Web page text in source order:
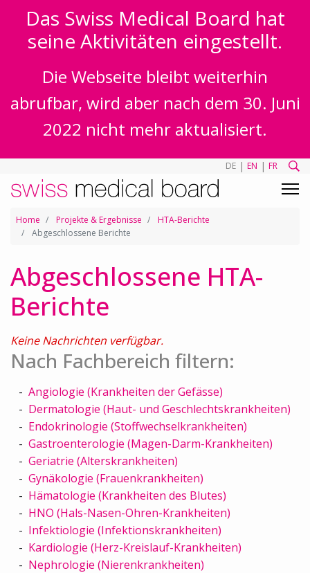
Das Swiss Medical Board hat
seine Aktivitäten eingestellt.
Die Webseite bleibt weiterhin
abrufbar, wird aber nach dem 30. Juni
2022 nicht mehr aktualisiert.
DE | EN | FR
Home Projekte & Ergebnisse
HTA-Berichte
Abgeschlossene Berichte
Abgeschlossene HTA-
Berichte
Keine Nachrichten verfügbar.
Nach Fachbereich filtern:
Angiologie (Krankheiten der Gefässe)
Dermatologie (Haut- und Geschlechtskrankheiten)
Endokrinologie (Stoffwechselkrankheiten)
Gastroenterologie (Magen-Darm-Krankheiten)
Geriatrie (Alterskrankheiten)
Gynäkologie (Frauenkrankheiten)
Hämatologie (Krankheiten des Blutes)
HNO (Hals-Nasen-Ohren-Krankheiten)
Infektiologie (Infektionskrankheiten)
Kardiologie (Herz-Kreislauf-Krankheiten)
Nephrologie (Nierenkrankheiten)